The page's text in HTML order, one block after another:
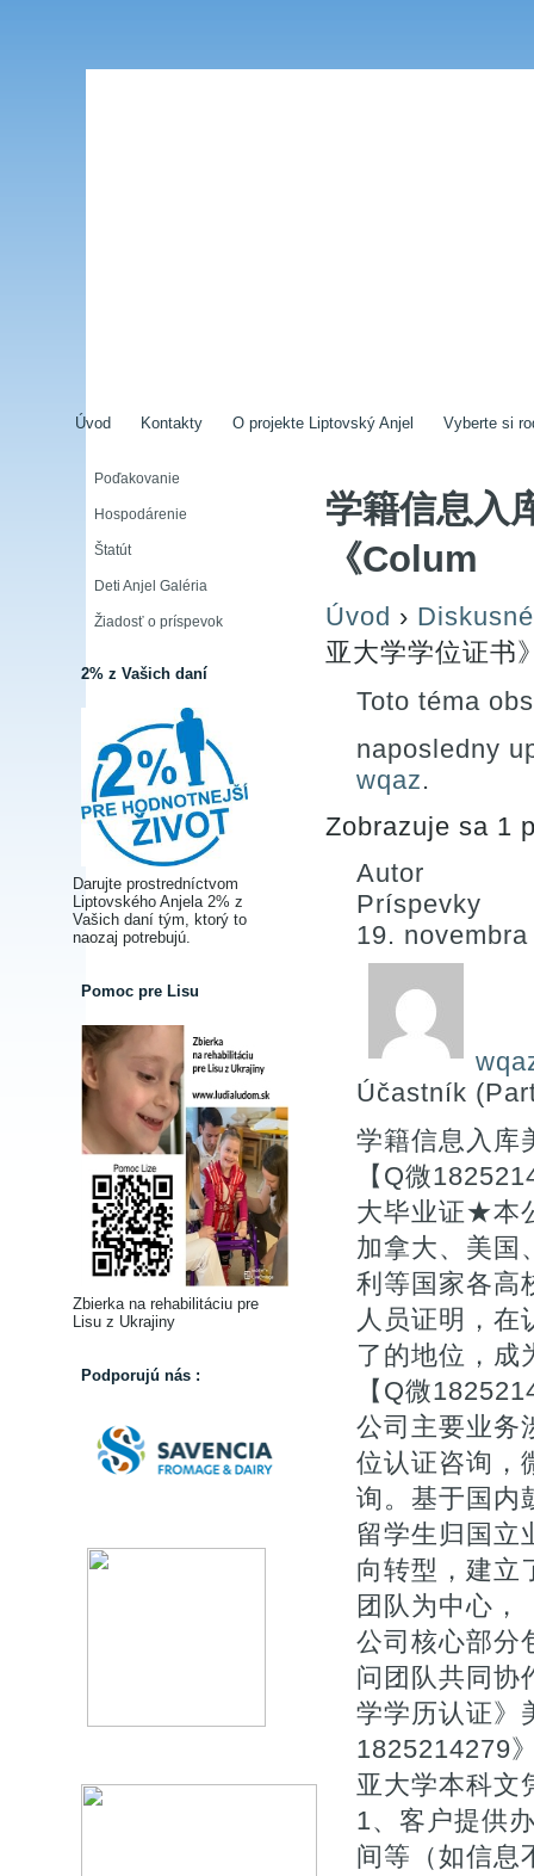
Úvod Kontakty O projekte Liptovský Anjel Vyberte si
Poďakovanie
Hospodárenie
Štatút
Deti Anjel Galéria
Žiadosť o príspevok
2% z Vašich daní
Darujte prostredníctvom
Liptovského Anjela 2% z
Vašich daní tým, ktorý to
naozaj potrebujú.
Pomoc pre Lisu
Zbierka na rehabilitáciu pre
Lisu z Ukrajiny
Podporujú nás :
学籍信息入
《Colum
Úvod ›
亚大学学位证书
Toto téma
naposledny
wqaz.
Zobrazuje sa 1
Autor
Príspevky
19.
Účastník
学籍信息入库
【Q微
大毕业证★本
加拿大、美国
利等国家各高
人员证明，在
了的地位，成
【Q微
公司主要业务
位认证咨询，
询。基于国内
留学生归国立
向转型，建立
团队为中心，
公司核心部分
问团队共同协
学学历认证》
1825214279
亚大学本科文
1、客户提供
间等（如信息